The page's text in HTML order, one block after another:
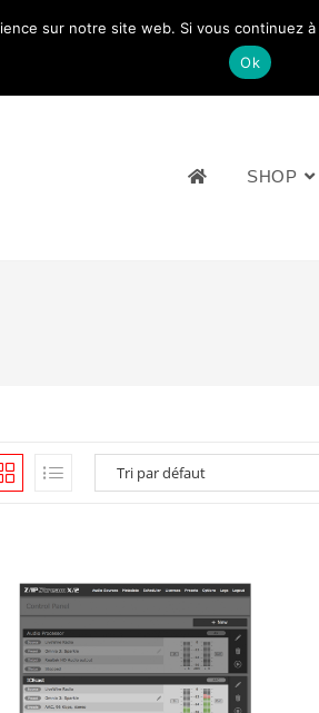
NOUS CONTACTEZ: +33 (0)4 77 81 49
SHOP
sur notre site web. Si vous continuez
Ok